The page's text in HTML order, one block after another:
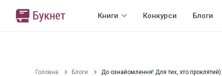
Книги Конкурси Блоги
Головна Блоги До ознайомлення! Для тих, хто проклятий)